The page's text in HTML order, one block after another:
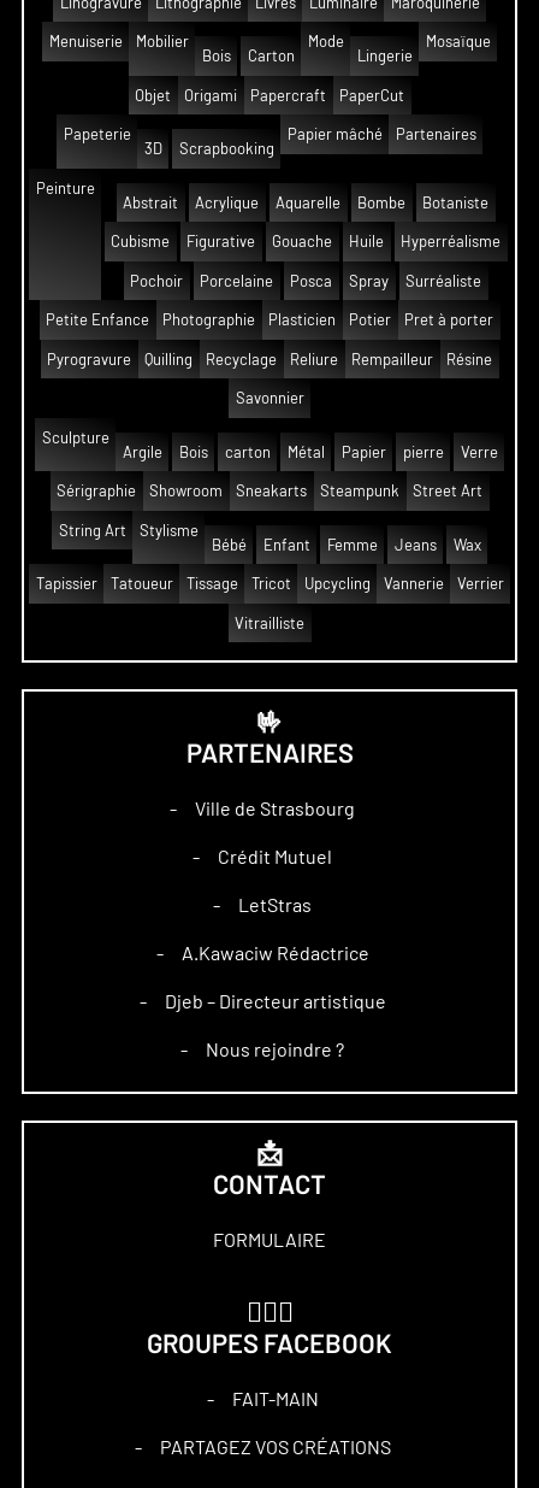
Menuiserie
Mobilier
Bois
Carton
Mode
Lingerie
Mosaïque
Objet Origami Papercraft PaperCut
Papeterie
3D
Scrapbooking
Papier mâché Partenaires
Peinture
Abstrait
Acrylique Aquarelle Bombe Botaniste
Cubisme Figurative Gouache Huile Hyperréalisme
Pochoir Porcelaine Posca Spray Surréaliste
Petite Enfance Photographie Plasticien Potier Pret à porter
Pyrogravure Quilling Recyclage Reliure Rempailleur Résine
Savonnier
Sculpture
Argile
Bois carton Métal Papier pierre Verre
Sérigraphie Showroom Sneakarts Steampunk Street Art
String Art
Stylisme
Bébé
Enfant Femme Jeans Wax
Tapissier Tatoueur Tissage Tricot Upcycling Vannerie Verrier
Vitrailliste
🤟
PARTENAIRES
– Ville de Strasbourg
– Crédit Mutuel
– LetStras
– A.Kawaciw Rédactrice
– Djeb – Directeur artistique
– Nous rejoindre ?
📩
CONTACT
FORMULAIRE
GROUPES FACEBOOK
– FAIT-MAIN
– PARTAGEZ VOS CRÉATIONS